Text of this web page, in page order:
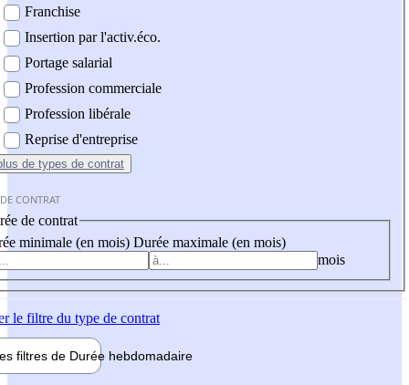
Franchise
Insertion par l'activ.éco.
Portage salarial
Profession commerciale
Profession libérale
Reprise d'entreprise
de types de contrat
CONTRAT
de contrat
minimale (en mois) Durée maximale (en mois)
mois
le filtre du type de contrat
filtres de Durée hebdomadaire